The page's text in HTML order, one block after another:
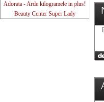
Adorata - Arde kilogramele in plus!
Beauty Center Super Lady